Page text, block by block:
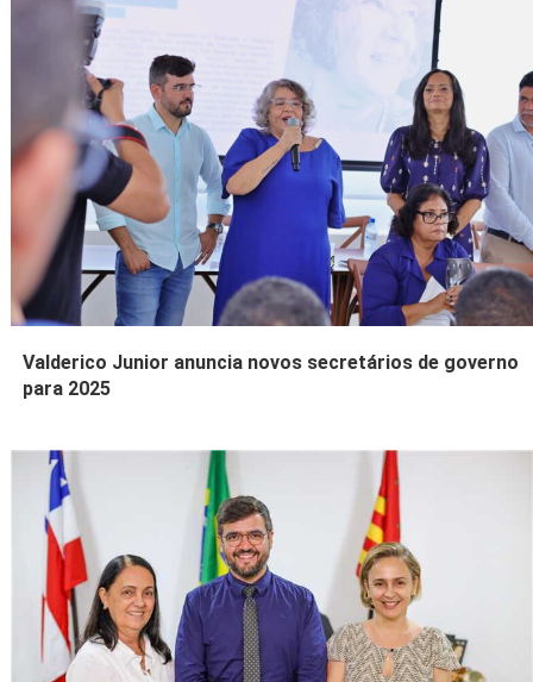
Valderico Junior anuncia novos secretários de governo
para 2025